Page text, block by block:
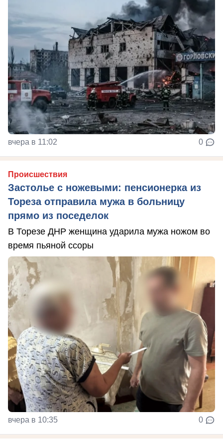
вчера в 11:02 0
Происшествия
Застолье с ножевыми: пенсионерка из
Тореза отправила мужа в больницу
прямо из поседелок
В Торезе ДНР женщина ударила мужа ножом во
время пьяной ссоры
вчера в 10:35 0